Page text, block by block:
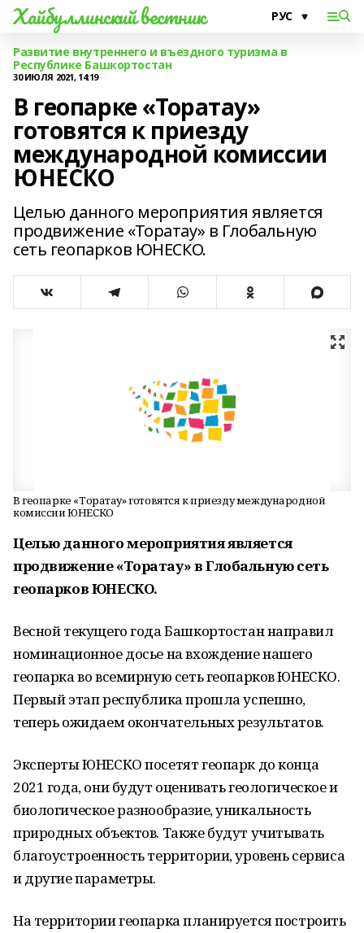
Хайбуллинский вестник
Развитие внутреннего и въездного туризма в
Республике Башкортостан
30 ИЮЛЯ 2021, 14:19
В геопарке «Торатау»
готовятся к приезду
международной комиссии
ЮНЕСКО
Целью данного мероприятия является
продвижение «Торатау» в Глобальную
сеть геопарков ЮНЕСКО.
В геопарке «Торатау» готовятся к приезду международной
комиссии ЮНЕСКО
Целью данного мероприятия является
продвижение «Торатау» в Глобальную сеть
геопарков ЮНЕСКО.
Весной текущего года Башкортостан направил
номинационное досье на вхождение нашего
геопарка во всемирную сеть геопарков ЮНЕСКО.
Первый этап республика прошла успешно,
теперь ожидаем окончательных результатов.
Эксперты ЮНЕСКО посетят геопарк до конца
2021 года, они будут оценивать геологическое и
биологическое разнообразие, уникальность
природных объектов. Также будут учитывать
благоустроенность территории, уровень сервиса
и другие параметры.
На территории геопарка планируется построить